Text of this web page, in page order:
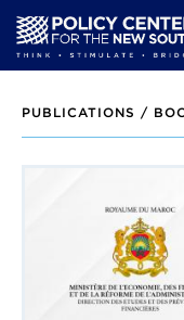
main
content
PUBLICATIONS /